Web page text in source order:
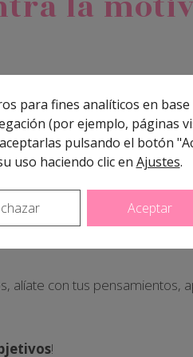
otra edición de
y aprenderás, mediante
que tu plan de
alíate con tus pensamientos,
!
para fines analíticos en
(por ejemplo, páginas
pulsando el botón
uso haciendo clic en Ajustes.
Aceptar